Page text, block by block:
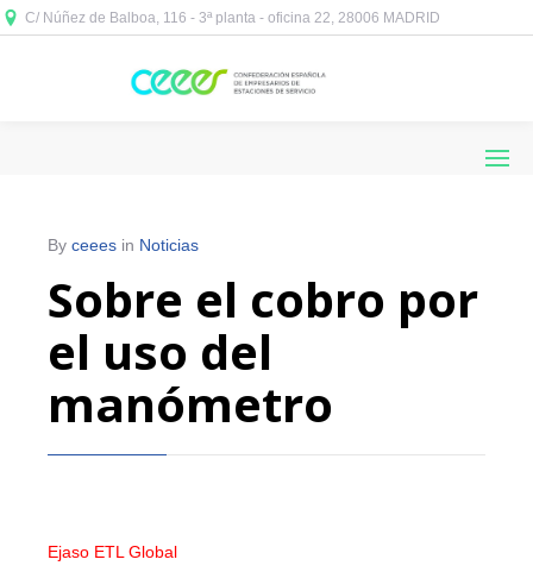
C/ Núñez de Balboa, 116 - 3ª planta - oficina 22, 28006 MADRID
By ceees in Noticias
Sobre el cobro por
el uso del
manómetro
Ejaso ETL Global